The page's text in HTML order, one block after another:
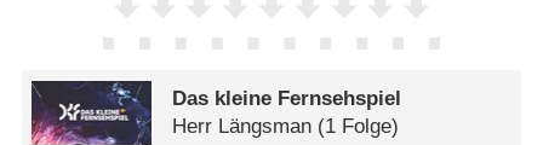
Das kleine Fernsehspiel
Herr Längsman (1 Folge)